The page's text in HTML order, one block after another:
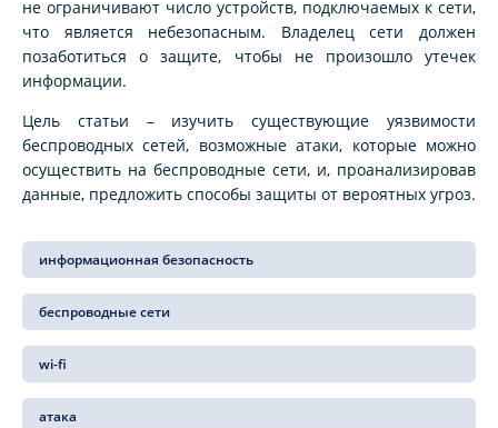
не ограничивают число устройств, подключаемых к сети,
что является небезопасным. Владелец сети должен
позаботиться о защите, чтобы не произошло утечек
информации.
Цель статьи – изучить существующие уязвимости
беспроводных сетей, возможные атаки, которые можно
осуществить на беспроводные сети, и, проанализировав
данные, предложить способы защиты от вероятных угроз.
информационная безопасность
беспроводные сети
wi-fi
атака